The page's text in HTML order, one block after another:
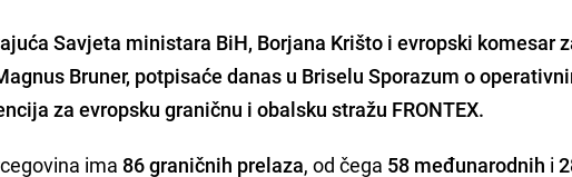
Savjeta ministara BiH, Borjana Krišto i evropski komesar
Bruner, potpisaće danas u Briselu Sporazum o
za evropsku graničnu i obalsku stražu FRONTEX.
ima 86 graničnih prelaza, od čega 58 međunarodnih i